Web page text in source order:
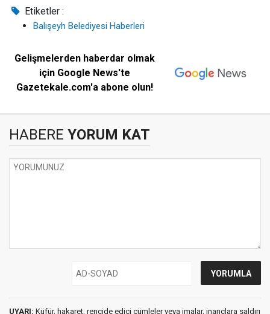
Etiketler :
Balışeyh Belediyesi Haberleri
Gelişmelerden haberdar olmak
için Google News'te
Gazetekale.com'a abone olun!
HABERE YORUM KAT
UYARI: Küfür, hakaret, rencide edici cümleler veya imalar, inançlara saldırı